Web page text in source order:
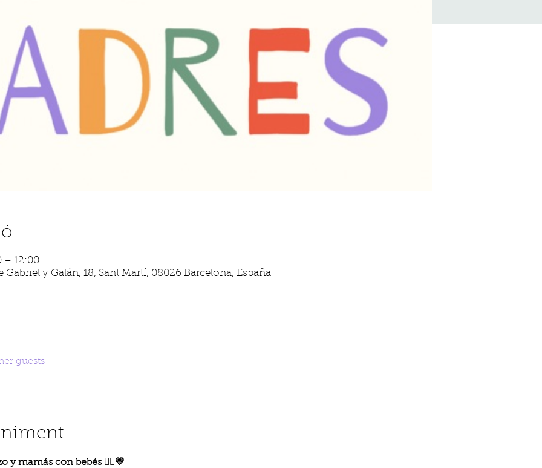
– 12:00
Gabriel y Galán, 18, Sant Martí, 08026 Barcelona, España
guests
y mamás con bebés 🧘‍♀️💛